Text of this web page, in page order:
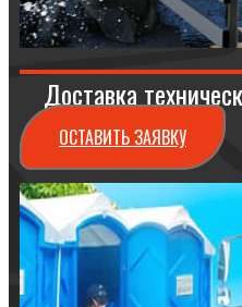
Доставка
ОСТАВИТЬ ЗАЯВКУ